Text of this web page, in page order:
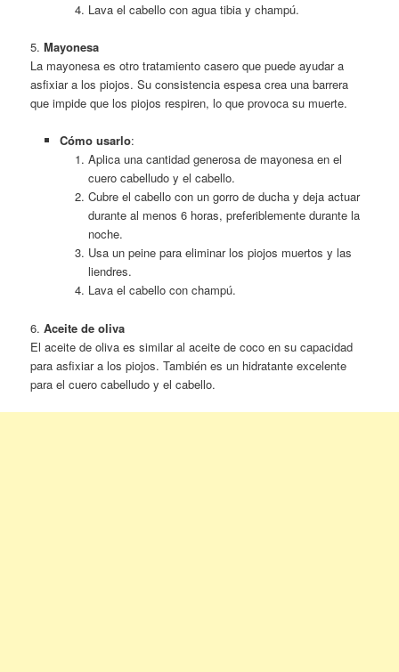
Lava el cabello con agua tibia y champú.
5.Mayonesa
La mayonesa es otro tratamiento casero que puede ayudar a
asfixiar a los piojos. Su consistencia espesa crea una barrera
que impide que los piojos respiren, lo que provoca su muerte.
Cómo usarlo:
Aplica una cantidad generosa de mayonesa en el
cuero cabelludo y el cabello.
Cubre el cabello con un gorro de ducha y deja actuar
durante al menos 6 horas, preferiblemente durante la
noche.
Usa un peine para eliminar los piojos muertos y las
liendres.
Lava el cabello con champú.
6.Aceite de oliva
El aceite de oliva es similar al aceite de coco en su capacidad
para asfixiar a los piojos. También es un hidratante excelente
para el cuero cabelludo y el cabello.